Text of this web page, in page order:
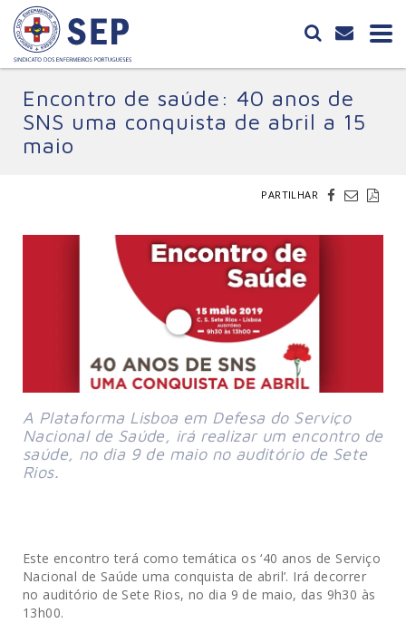
Encontro de saúde: 40 anos de
SNS uma conquista de abril a 15
maio
PARTILHAR
A Plataforma Lisboa em Defesa do Serviço
Nacional de Saúde, irá realizar um encontro de
saúde, no dia 9 de maio no auditório de Sete
Rios.
Este encontro terá como temática os ‘40 anos de Serviço
Nacional de Saúde uma conquista de abril’. Irá decorrer
no auditório de Sete Rios, no dia 9 de maio, das 9h30 às
13h00.